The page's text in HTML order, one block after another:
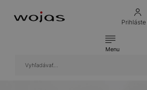
Prihláste
Menu